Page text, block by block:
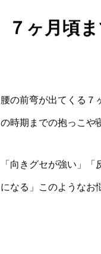
７ヶ月頃
腰の前弯が出てくる７
の時期までの抱っこや
「向きグセが強い」
になる」このようなお